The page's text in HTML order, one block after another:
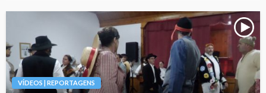
VÍDEOS | REPORTAGENS